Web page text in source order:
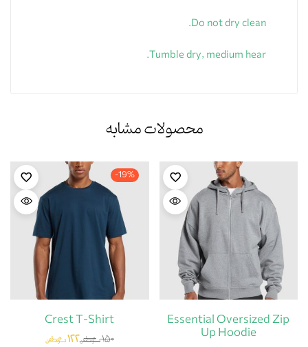
Do not dry clean.
Tumble dry, medium hear.
محصولات مشابه
Essential Oversized Zip
Up Hoodie
-19%
Crest T-Shirt
۱۵۰ هزار
تومان۱۲۲ هزار
تومان